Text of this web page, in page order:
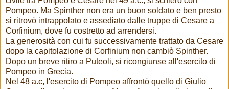
Pompeo. Ma Spinther non era un buon soldato e ben presto
si ritrovò intrappolato e assediato dalle truppe di Cesare a
Corfinium, dove fu costretto ad arrendersi.
La generosità con cui fu successivamente trattato da Cesare
dopo la capitolazione di Corfinium non cambiò Spinther.
Dopo un breve ritiro a Puteoli, si ricongiunse all'esercito di
Pompeo in Grecia.
Nel 48 a.c, l'esercito di Pompeo affrontò quello di Giulio